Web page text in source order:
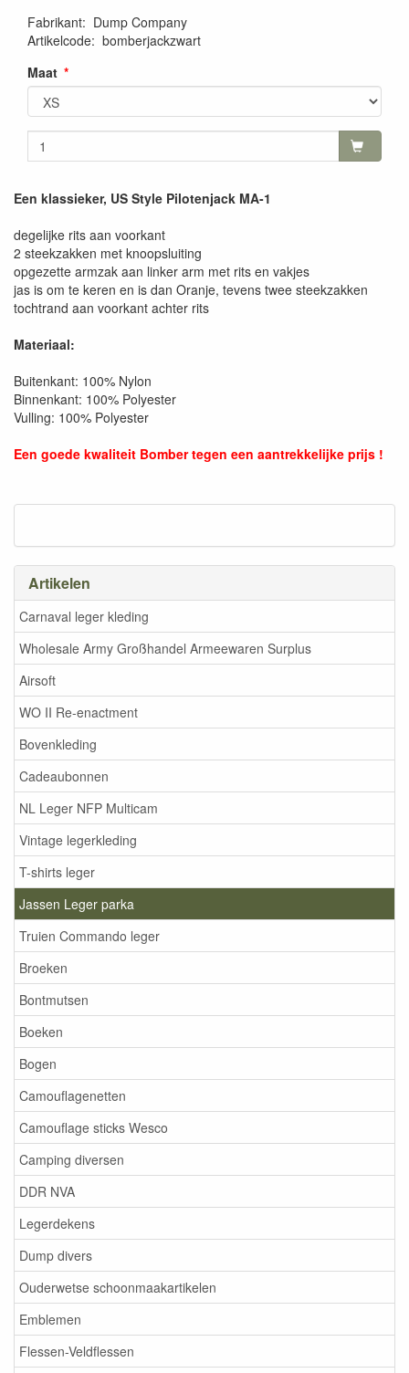
Artikelen
Carnaval leger kleding
Wholesale Army Großhandel Armeewaren Surplus
Airsoft
WO II Re-enactment
Bovenkleding
Cadeaubonnen
NL Leger NFP Multicam
Vintage legerkleding
T-shirts leger
Jassen Leger parka
Truien Commando leger
Broeken
Bontmutsen
Boeken
Bogen
Camouflagenetten
Camouflage sticks Wesco
Camping diversen
DDR NVA
Legerdekens
Dump divers
Ouderwetse schoonmaakartikelen
Emblemen
Flessen-Veldflessen
Fabrikant: Dump Company
Artikelcode: bomberjackzwart
Maat
Een klassieker, US Style Pilotenjack MA-1
degelijke rits aan voorkant
2 steekzakken met knoopsluiting
opgezette armzak aan linker arm met rits en vakjes
jas is om te keren en is dan Oranje, tevens twee steekzakken
tochtrand aan voorkant achter rits
Materiaal:
Buitenkant: 100% Nylon
Binnenkant: 100% Polyester
Vulling: 100% Polyester
Een goede kwaliteit Bomber tegen een aantrekkelijke prijs !